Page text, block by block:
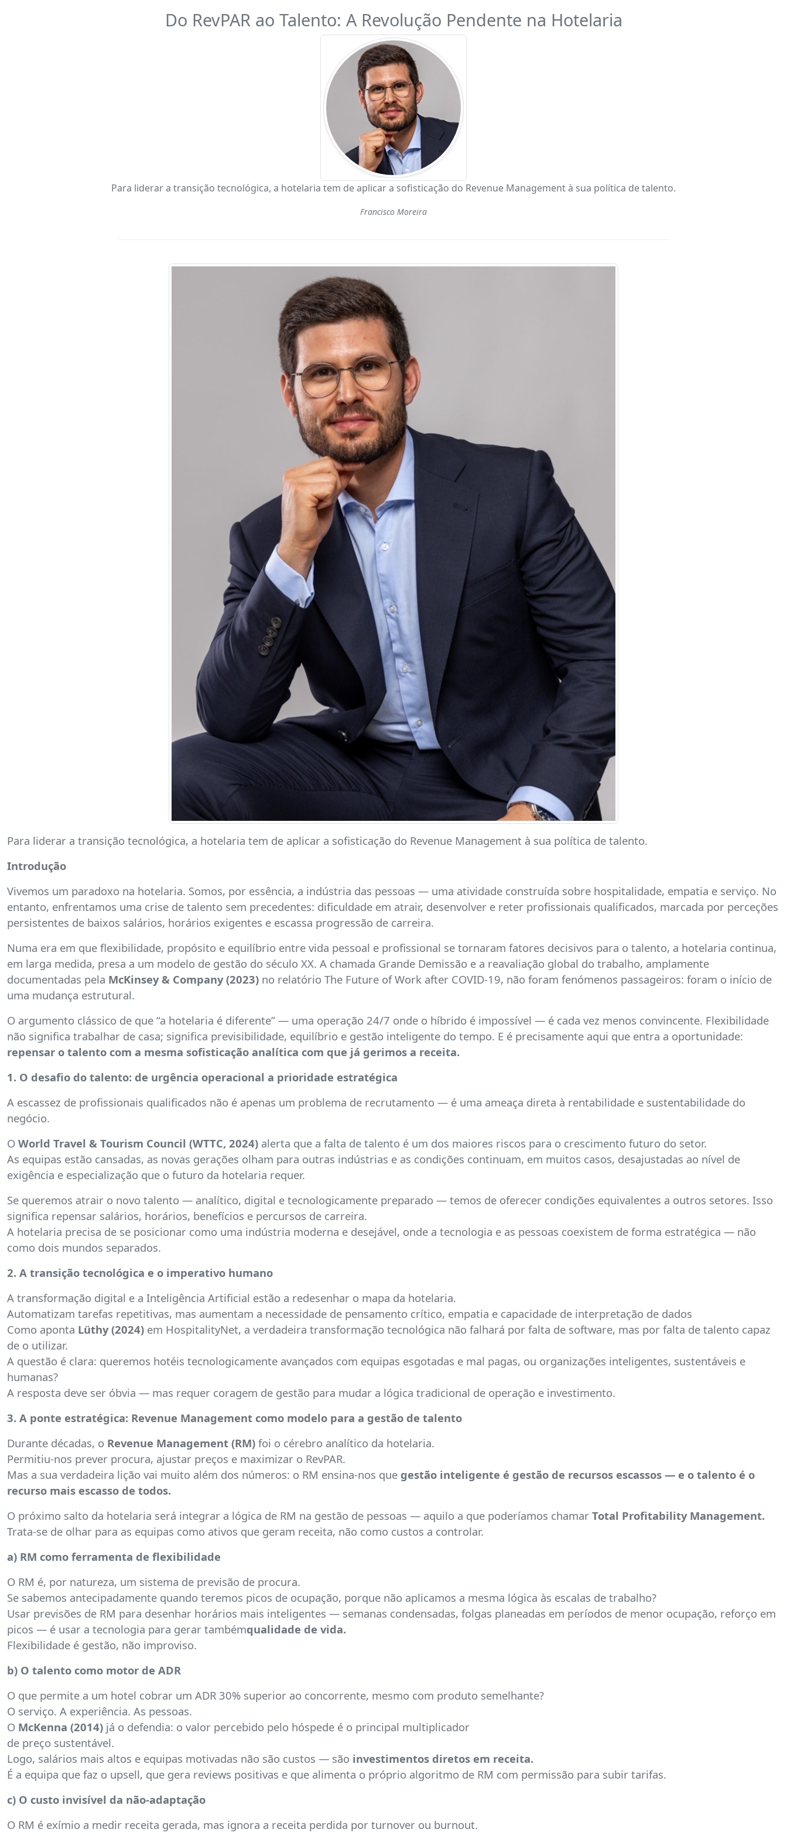
Do RevPAR ao Talento: A Revolução Pendente na Hotelaria
Para liderar a transição tecnológica, a hotelaria tem de aplicar a sofisticação do Revenue Management à sua política de talento.
Francisco Moreira
Para liderar a transição tecnológica, a hotelaria tem de aplicar a sofisticação do Revenue Management à sua política de talento.
Introdução
Vivemos um paradoxo na hotelaria. Somos, por essência, a indústria das pessoas — uma atividade construída sobre hospitalidade, empatia e serviço. No
entanto, enfrentamos uma crise de talento sem precedentes: dificuldade em atrair, desenvolver e reter profissionais qualificados, marcada por perceções
persistentes de baixos salários, horários exigentes e escassa progressão de carreira.
Numa era em que flexibilidade, propósito e equilíbrio entre vida pessoal e profissional se tornaram fatores decisivos para o talento, a hotelaria continua,
em larga medida, presa a um modelo de gestão do século XX. A chamada Grande Demissão e a reavaliação global do trabalho, amplamente
documentadas pela McKinsey & Company (2023) no relatório The Future of Work after COVID-19, não foram fenómenos passageiros: foram o início de
uma mudança estrutural.
O argumento clássico de que “a hotelaria é diferente” — uma operação 24/7 onde o híbrido é impossível — é cada vez menos convincente. Flexibilidade
não significa trabalhar de casa; significa previsibilidade, equilíbrio e gestão inteligente do tempo. E é precisamente aqui que entra a oportunidade:
repensar o talento com a mesma sofisticação analítica com que já gerimos a receita.
1. O desafio do talento: de urgência operacional a prioridade estratégica
A escassez de profissionais qualificados não é apenas um problema de recrutamento — é uma ameaça direta à rentabilidade e sustentabilidade do
negócio.
O World Travel & Tourism Council (WTTC, 2024) alerta que a falta de talento é um dos maiores riscos para o crescimento futuro do setor.
As equipas estão cansadas, as novas gerações olham para outras indústrias e as condições continuam, em muitos casos, desajustadas ao nível de
exigência e especialização que o futuro da hotelaria requer.
Se queremos atrair o novo talento — analítico, digital e tecnologicamente preparado — temos de oferecer condições equivalentes a outros setores. Isso
significa repensar salários, horários, benefícios e percursos de carreira.
A hotelaria precisa de se posicionar como uma indústria moderna e desejável, onde a tecnologia e as pessoas coexistem de forma estratégica — não
como dois mundos separados.
2. A transição tecnológica e o imperativo humano
A transformação digital e a Inteligência Artificial estão a redesenhar o mapa da hotelaria.
Automatizam tarefas repetitivas, mas aumentam a necessidade de pensamento crítico, empatia e capacidade de interpretação de dados
Como aponta Lüthy (2024) em HospitalityNet, a verdadeira transformação tecnológica não falhará por falta de software, mas por falta de talento capaz
de o utilizar.
A questão é clara: queremos hotéis tecnologicamente avançados com equipas esgotadas e mal pagas, ou organizações inteligentes, sustentáveis e
humanas?
A resposta deve ser óbvia — mas requer coragem de gestão para mudar a lógica tradicional de operação e investimento.
3. A ponte estratégica: Revenue Management como modelo para a gestão de talento
Durante décadas, o Revenue Management (RM) foi o cérebro analítico da hotelaria.
Permitiu-nos prever procura, ajustar preços e maximizar o RevPAR.
Mas a sua verdadeira lição vai muito além dos números: o RM ensina-nos que gestão inteligente é gestão de recursos escassos — e o talento é o
recurso mais escasso de todos.
O próximo salto da hotelaria será integrar a lógica de RM na gestão de pessoas — aquilo a que poderíamos chamar Total Profitability Management.
Trata-se de olhar para as equipas como ativos que geram receita, não como custos a controlar.
a) RM como ferramenta de flexibilidade
O RM é, por natureza, um sistema de previsão de procura.
Se sabemos antecipadamente quando teremos picos de ocupação, porque não aplicamos a mesma lógica às escalas de trabalho?
Usar previsões de RM para desenhar horários mais inteligentes — semanas condensadas, folgas planeadas em períodos de menor ocupação, reforço em
picos — é usar a tecnologia para gerar tambémqualidade de vida.
Flexibilidade é gestão, não improviso.
b) O talento como motor de ADR
O que permite a um hotel cobrar um ADR 30% superior ao concorrente, mesmo com produto semelhante?
O serviço. A experiência. As pessoas.
O McKenna (2014) já o defendia: o valor percebido pelo hóspede é o principal multiplicador
de preço sustentável.
Logo, salários mais altos e equipas motivadas não são custos — são investimentos diretos em receita.
É a equipa que faz o upsell, que gera reviews positivas e que alimenta o próprio algoritmo de RM com permissão para subir tarifas.
c) O custo invisível da não-adaptação
O RM é exímio a medir receita gerada, mas ignora a receita perdida por turnover ou burnout.